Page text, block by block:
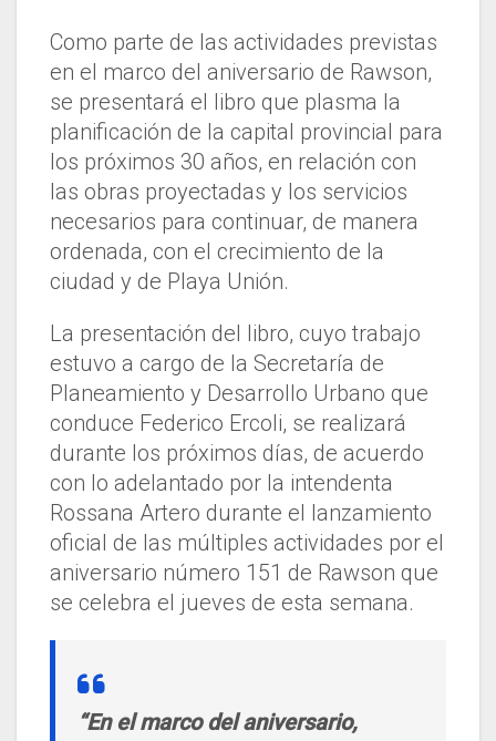
Como parte de las actividades previstas
en el marco del aniversario de Rawson,
se presentará el libro que plasma la
planificación de la capital provincial para
los próximos 30 años, en relación con
las obras proyectadas y los servicios
necesarios para continuar, de manera
ordenada, con el crecimiento de la
ciudad y de Playa Unión.
La presentación del libro, cuyo trabajo
estuvo a cargo de la Secretaría de
Planeamiento y Desarrollo Urbano que
conduce Federico Ercoli, se realizará
durante los próximos días, de acuerdo
con lo adelantado por la intendenta
Rossana Artero durante el lanzamiento
oficial de las múltiples actividades por el
aniversario número 151 de Rawson que
se celebra el jueves de esta semana.
“En el marco del aniversario,